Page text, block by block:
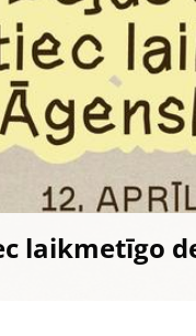
laikmetīgo